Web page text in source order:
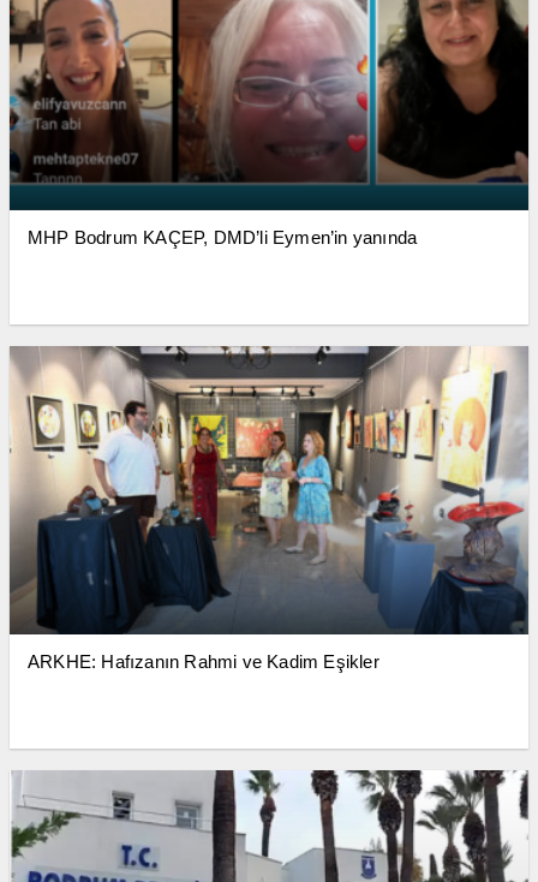
MHP Bodrum KAÇEP, DMD’li Eymen’in yanında
ARKHE: Hafızanın Rahmi ve Kadim Eşikler